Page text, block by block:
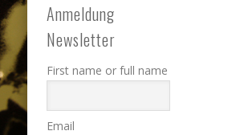
Anmeldung
Newsletter
First name or full name
Email